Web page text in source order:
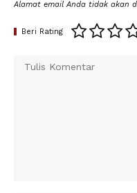
Alamat email Anda tidak akan
Beri Rating